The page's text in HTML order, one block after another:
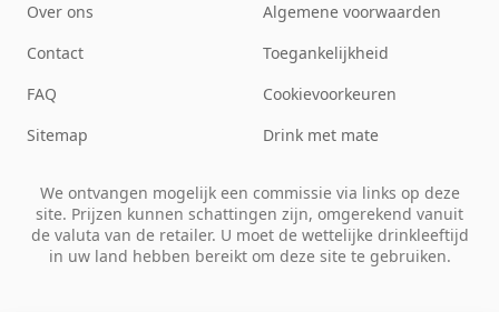
Over ons
Contact
FAQ
Sitemap
Algemene voorwaarden
Toegankelijkheid
Cookievoorkeuren
Drink met mate
We ontvangen mogelijk een commissie via links op deze
site. Prijzen kunnen schattingen zijn, omgerekend vanuit
de valuta van de retailer. U moet de wettelijke drinkleeftijd
in uw land hebben bereikt om deze site te gebruiken.